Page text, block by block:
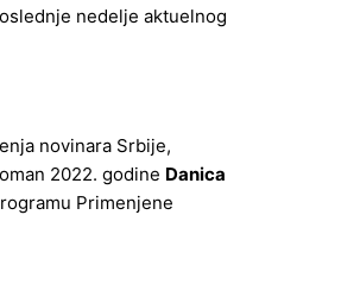
nedelje aktuelnog
novinara Srbije,
2022. godine Danica
Primenjene